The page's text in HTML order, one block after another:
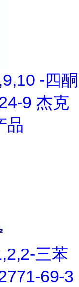
-四酮
9 杰克
品
三苯
69-3